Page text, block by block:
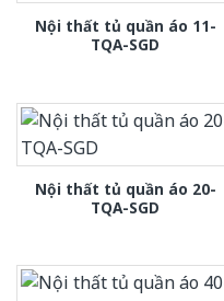
Nội thất tủ quần áo 11-
TQA-SGD
Nội thất tủ quần áo 20-
TQA-SGD